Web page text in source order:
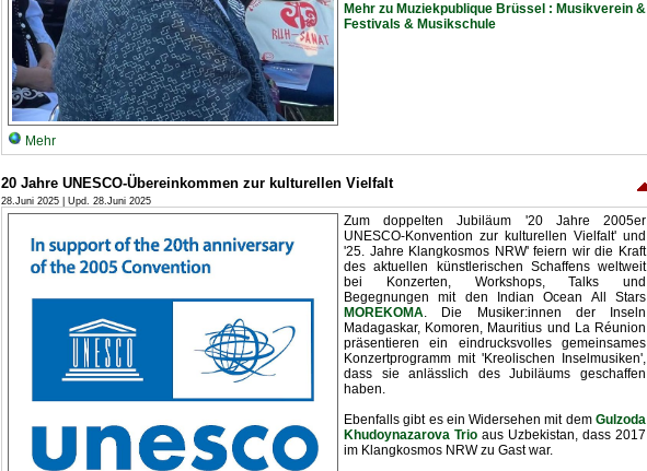
Mehr zu Muziekpublique Brüssel : Musikverein &
Festivals & Musikschule
Mehr
20 Jahre UNESCO-Übereinkommen zur kulturellen Vielfalt
28.Juni 2025 | Upd. 28.Juni 2025
Zum doppelten Jubiläum '20 Jahre 2005er
UNESCO-Konvention zur kulturellen Vielfalt' und
'25. Jahre Klangkosmos NRW' feiern wir die Kraft
des aktuellen künstlerischen Schaffens weltweit
bei Konzerten, Workshops, Talks und
Begegnungen mit den Indian Ocean All Stars
MOREKOMA. Die Musiker:innen der Inseln
Madagaskar, Komoren, Mauritius und La Réunion
präsentieren ein eindrucksvolles gemeinsames
Konzertprogramm mit 'Kreolischen Inselmusiken',
dass sie anlässlich des Jubiläums geschaffen
haben.
Ebenfalls gibt es ein Widersehen mit dem Gulzoda
Khudoynazarova Trio aus Uzbekistan, dass 2017
im Klangkosmos NRW zu Gast war.